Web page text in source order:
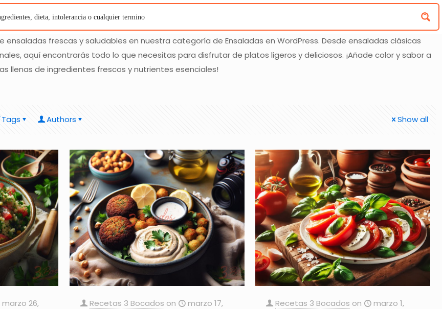
ensaladas frescas y saludables en nuestra categoría de Ensaladas en WordPress. Desde ensaladas clásicas
aquí encontrarás todo lo que necesitas para disfrutar de platos ligeros y deliciosos. ¡Añade color y sabor a
llenas de ingredientes frescos y nutrientes esenciales!
Tags Authors Show all
marzo 26,
Recetas 3 Bocados on
marzo 17,
Recetas 3 Bocados on
marzo 1,